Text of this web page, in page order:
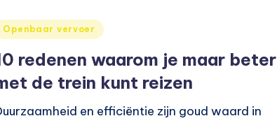
Openbaar vervoer
redenen waarom je maar beter
de trein kunt reizen
en efficiëntie zijn goud waard in